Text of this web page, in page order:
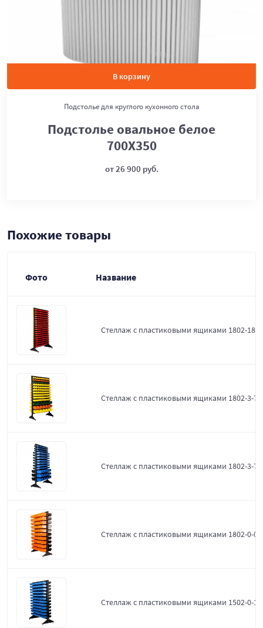
В корзину
Подстолье для круглого кухонного стола
Подстолье овальное белое
700Х350
от 26 900 руб.
Похожие товары
Фото Название
Стеллаж с пластиковыми ящиками 1802-18-
Стеллаж с пластиковыми ящиками 1802-3-7-
Стеллаж с пластиковыми ящиками 1802-3-7-
Стеллаж с пластиковыми ящиками 1802-0-0-
Стеллаж с пластиковыми ящиками 1502-0-